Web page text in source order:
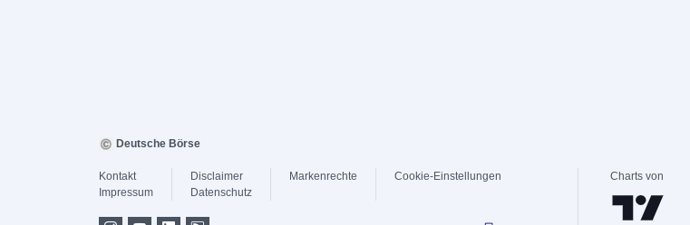
Deutsche Börse
Kontakt
Impressum
Disclaimer
Datenschutz
Markenrechte Cookie-Einstellungen Charts von